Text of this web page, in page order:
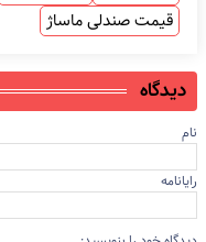
قیمت صندلی ماساژ
دیدگاه
نام
رایانامه